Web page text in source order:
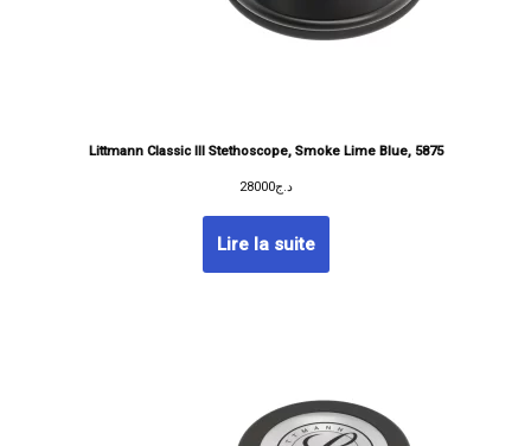
Littmann Classic III Stethoscope, Smoke Lime Blue, 5875
د.ج28000
Lire la suite